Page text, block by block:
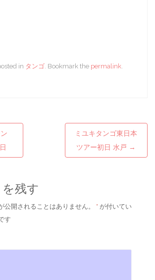
in タンゴ . Bookmark the permalink
ミユキタンゴ東日本
ツアー初日 水戸 →
残す
公開されることはありません。 * が付いてい
す